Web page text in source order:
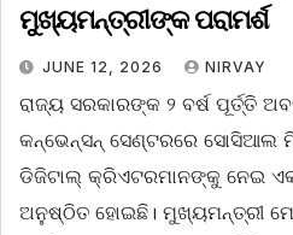
ମୁଖ୍ୟମନ୍ତ୍ରୀଙ୍କ ପରାମର୍ଶ
JUNE 12, 2026 NIRVAY
ରାଜ୍ୟ ସରକାରଙ୍କ ୨ ବର୍ଷ ପୂର୍ତ୍ତି
କନ୍‌ଭେନ୍‌ସନ୍‌ ସେଣ୍ଟରରେ ସୋସିଆଲ
ଡିଜିଟାଲ୍ କ୍ରିଏଟରମାନଙ୍କୁ ନେଇ
ଅନୁଷ୍ଠିତ ହୋଇଛି। ମୁଖ୍ୟମନ୍ତ୍ରୀ